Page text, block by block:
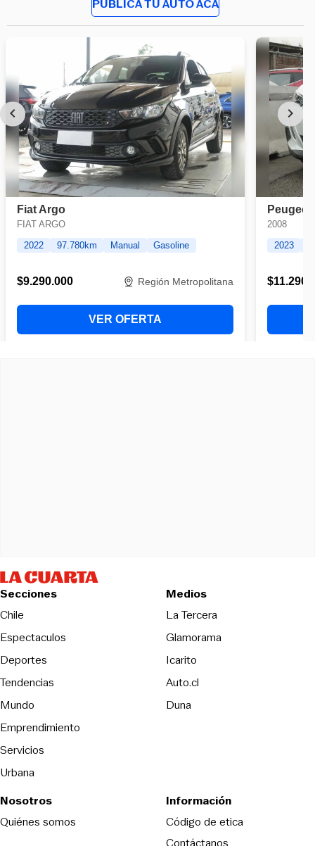
PUBLICA TU AUTO ACÁ
Secciones
Chile
Espectaculos
Deportes
Tendencias
Mundo
Emprendimiento
Servicios
Urbana
Medios
La TerceraOpens in new
Glamorama
Icarito
Auto.cl
DunaOpens in new window
Nosotros
Quiénes somos
Información
Código de eticaOpens in new